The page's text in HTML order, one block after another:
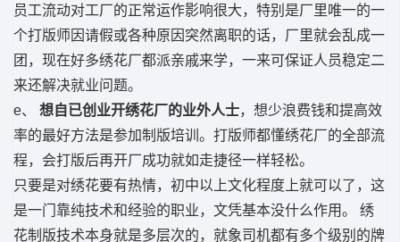
员工流动对工厂的正常运作影响很大，特别是厂里唯一的一
个打版师因请假或各种原因突然离职的话，厂里就会乱成一
团，现在好多绣花厂都派亲戚来学，一来可保证人员稳定二
来还解决就业问题。
e、 想自已创业开绣花厂的业外人士，想少浪费钱和提高效
率的最好方法是参加制版培训。打版师都懂绣花厂的全部流
程，会打版后再开厂成功就如走捷径一样轻松。
只要是对绣花要有热情，初中以上文化程度上就可以了，这
是一门靠纯技术和经验的职业，文凭基本没什么作用。 绣
花制版技术本身就是多层次的，就象司机都有多个级别的牌